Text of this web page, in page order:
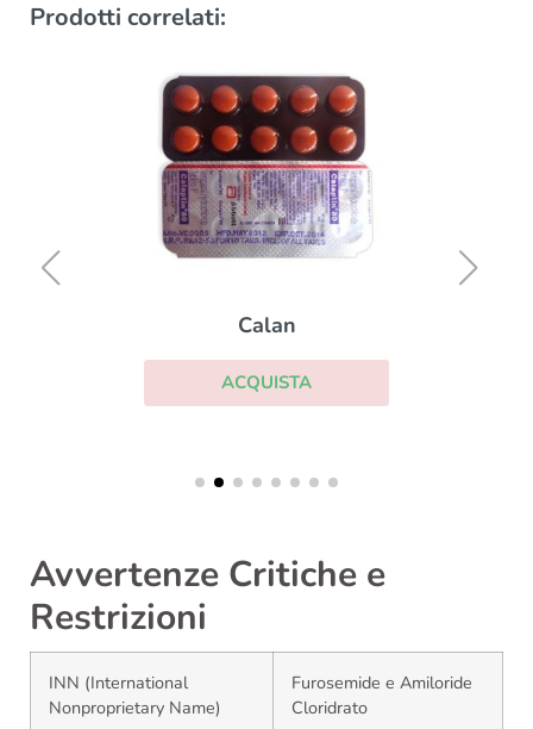
Prodotti correlati:
Calan
ACQUISTA
Avvertenze Critiche e
Restrizioni
INN (International
Nonproprietary Name)
Furosemide e Amiloride
Cloridrato